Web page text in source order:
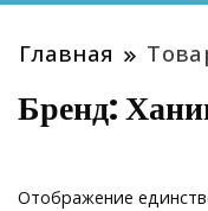
Главная
Бренд:
Отображение